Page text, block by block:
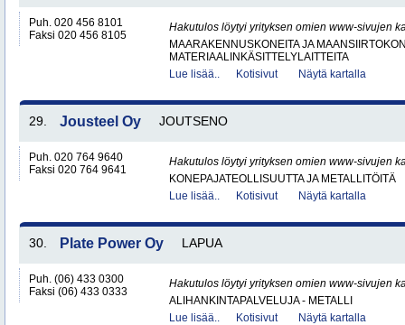
Puh. 020 456 8101
Faksi 020 456 8105
Hakutulos löytyi yrityksen omien www-sivujen
MAARAKENNUSKONEITA JA
MATERIAALINKÄSITTELYLAITTEITA
Lue lisää..
Kotisivut Näytä kartalla
29. Jousteel Oy JOUTSENO
Puh. 020 764 9640
Faksi 020 764 9641
Hakutulos löytyi yrityksen omien www-sivujen
KONEPAJATEOLLISUUTTA JA METALLITÖITÄ
Lue lisää..
Kotisivut Näytä kartalla
30. Plate Power Oy LAPUA
Puh. (06) 433 0300
Faksi (06) 433 0333
Hakutulos löytyi yrityksen omien www-sivujen
ALIHANKINTAPALVELUJA - METALLI
Lue lisää..
Kotisivut Näytä kartalla